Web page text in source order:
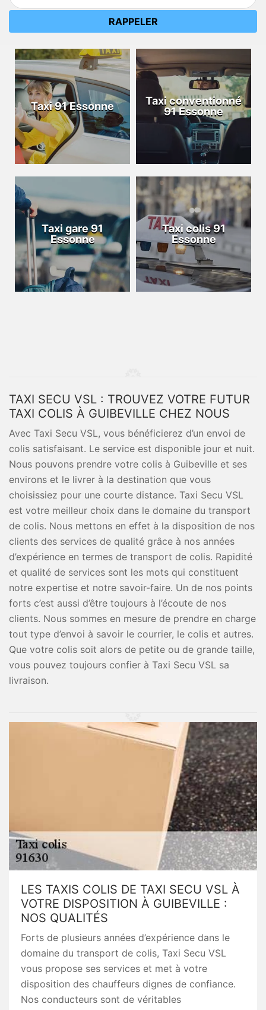
Taxi 91 Essonne
Taxi conventionné
91 Essonne
Taxi gare 91
Essonne
Taxi colis 91
Essonne
TAXI SECU VSL : TROUVEZ VOTRE FUTUR
TAXI COLIS À GUIBEVILLE CHEZ NOUS
Avec Taxi Secu VSL, vous bénéficierez d’un envoi de
colis satisfaisant. Le service est disponible jour et nuit.
Nous pouvons prendre votre colis à Guibeville et ses
environs et le livrer à la destination que vous
choisissiez pour une courte distance. Taxi Secu VSL
est votre meilleur choix dans le domaine du transport
de colis. Nous mettons en effet à la disposition de nos
clients des services de qualité grâce à nos années
d’expérience en termes de transport de colis. Rapidité
et qualité de services sont les mots qui constituent
notre expertise et notre savoir-faire. Un de nos points
forts c’est aussi d’être toujours à l’écoute de nos
clients. Nous sommes en mesure de prendre en charge
tout type d’envoi à savoir le courrier, le colis et autres.
Que votre colis soit alors de petite ou de grande taille,
vous pouvez toujours confier à Taxi Secu VSL sa
livraison.
LES TAXIS COLIS DE TAXI SECU VSL À
VOTRE DISPOSITION À GUIBEVILLE :
NOS QUALITÉS
Forts de plusieurs années d’expérience dans le
domaine du transport de colis, Taxi Secu VSL
vous propose ses services et met à votre
disposition des chauffeurs dignes de confiance.
Nos conducteurs sont de véritables